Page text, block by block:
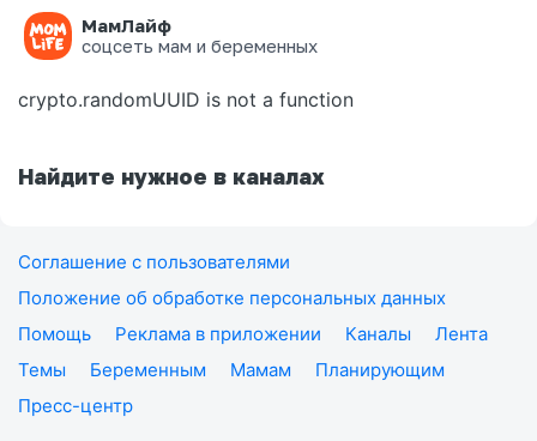
МамЛайф
соцсеть мам и беременных
Ошибка на странице
crypto.randomUUID is not a function
Найдите нужное в каналах
Соглашение с пользователями
Положение об обработке персональных данных
Помощь
Реклама в приложении Каналы
Лента
Темы
Беременным Мамам
Планирующим
Пресс-центр